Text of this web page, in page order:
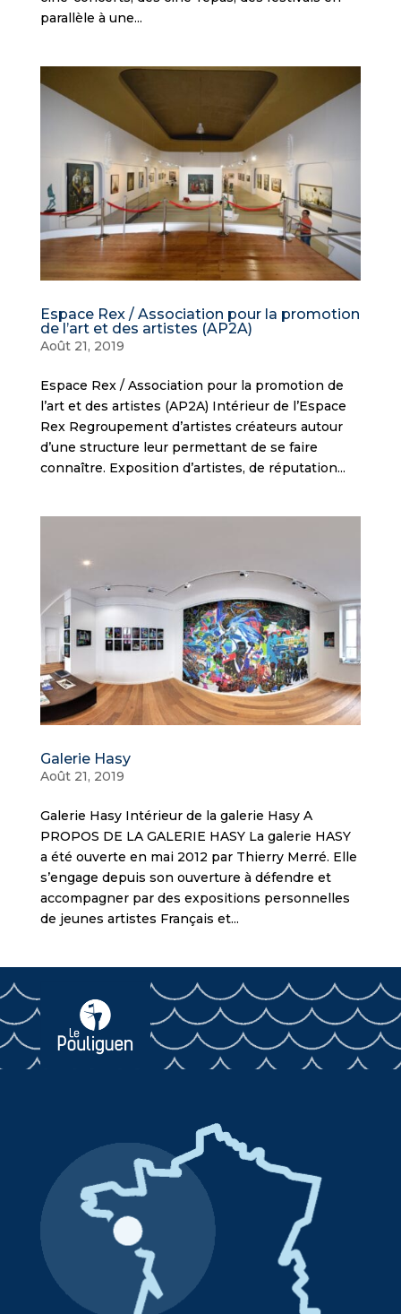
parallèle à une...
Espace Rex / Association pour la promotion
de l’art et des artistes (AP2A)
Août 21, 2019
Espace Rex / Association pour la promotion de
l’art et des artistes (AP2A) Intérieur de l’Espace
Rex Regroupement d’artistes créateurs autour
d’une structure leur permettant de se faire
connaître. Exposition d’artistes, de réputation...
Galerie Hasy
Août 21, 2019
Galerie Hasy Intérieur de la galerie Hasy A
PROPOS DE LA GALERIE HASY La galerie HASY
a été ouverte en mai 2012 par Thierry Merré. Elle
s’engage depuis son ouverture à défendre et
accompagner par des expositions personnelles
de jeunes artistes Français et...